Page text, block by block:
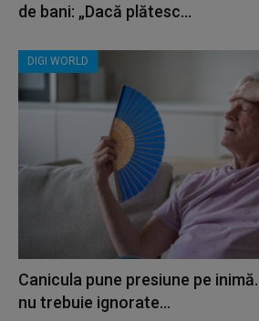
de bani: „Dacă plătesc...
DIGI WORLD
Canicula pune presiune pe
nu trebuie ignorate...